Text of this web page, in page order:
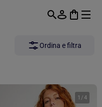
Ordina e filtra
1 /4